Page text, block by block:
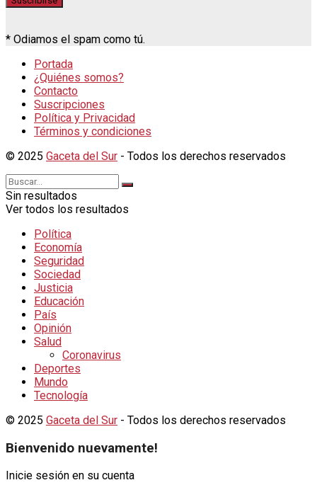
* Odiamos el spam como tú.
Portada
¿Quiénes somos?
Contacto
Suscripciones
Política y Privacidad
Términos y condiciones
© 2025 Gaceta del Sur - Todos los derechos reservados
Sin resultados
Ver todos los resultados
Política
Economía
Seguridad
Sociedad
Justicia
Educación
País
Opinión
Salud
Coronavirus
Deportes
Mundo
Tecnología
© 2025 Gaceta del Sur - Todos los derechos reservados
Bienvenido nuevamente!
Inicie sesión en su cuenta